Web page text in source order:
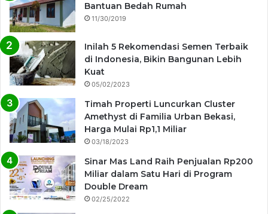
Bantuan Bedah Rumah
11/30/2019
Inilah 5 Rekomendasi Semen Terbaik
di Indonesia, Bikin Bangunan Lebih
Kuat
05/02/2023
Timah Properti Luncurkan Cluster
Amethyst di Familia Urban Bekasi,
Harga Mulai Rp1,1 Miliar
03/18/2023
Sinar Mas Land Raih Penjualan Rp200
Miliar dalam Satu Hari di Program
Double Dream
02/25/2022